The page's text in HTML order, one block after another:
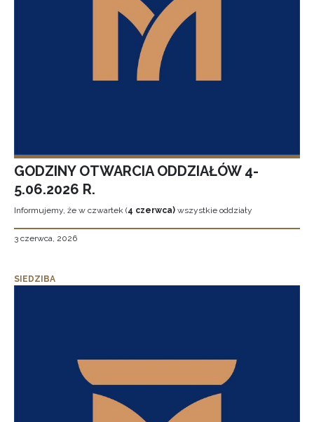
GODZINY OTWARCIA ODDZIAŁÓW 4-
5.06.2026 R.
Informujemy, że w czwartek (4 czerwca) wszystkie oddziały
3 czerwca, 2026
SIEDZIBA